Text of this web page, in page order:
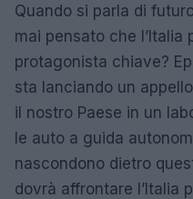
Quando si parla di
mai pensato che
protagonista chiave?
sta lanciando un
il nostro Paese in un
le auto a guida
nascondono dietro
dovrà affrontare l’Italia